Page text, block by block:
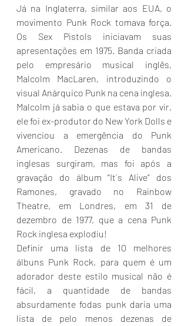
Já na Inglaterra, similar aos EUA, o
movimento Punk Rock tomava força.
Os Sex Pistols iniciavam suas
apresentações em 1975. Banda criada
pelo empresário musical inglês,
Malcolm MacLaren, introduzindo o
visual Anárquico Punk na cena inglesa.
Malcolm já sabia o que estava por vir,
ele foi ex-produtor do New York Dolls e
vivenciou a emergência do Punk
Americano. Dezenas de bandas
inglesas surgiram, mas foi após a
gravação do álbum “It´s Alive” dos
Ramones, gravado no Rainbow
Theatre, em Londres, em 31 de
dezembro de 1977, que a cena Punk
Rock inglesa explodiu!
Definir uma lista de 10 melhores
álbuns Punk Rock, para quem é um
adorador deste estilo musical não é
fácil, a quantidade de bandas
absurdamente fodas punk daria uma
lista de pelo menos dezenas de